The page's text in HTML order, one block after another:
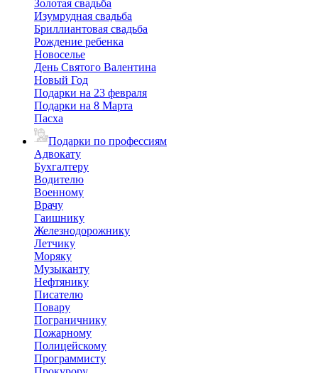
Золотая свадьба
Изумрудная свадьба
Бриллиантовая свадьба
Рождение ребенка
Новоселье
День Святого Валентина
Новый Год
Подарки на 23 февраля
Подарки на 8 Марта
Пасха
Подарки по профессиям
Адвокату
Бухгалтеру
Водителю
Военному
Врачу
Гаишнику
Железнодорожнику
Летчику
Моряку
Музыканту
Нефтянику
Писателю
Повару
Пограничнику
Пожарному
Полицейскому
Программисту